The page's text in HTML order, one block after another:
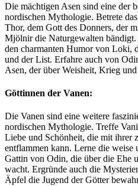
Die mächtigen Asen sind eine der
nordischen Mythologie. Betrete
Thor, dem Gott des Donners, der
Mjölnir die Naturgewalten
den charmanten Humor von Loki,
und der List. Erfahre auch von
Asen, der über Weisheit, Krieg
Göttinnen der Vanen:
Die Vanen sind eine weitere
nordischen Mythologie. Treffe
Liebe und Schönheit, die mit ihrer
entflammen kann. Lerne die weise
Gattin von Odin, die über die Ehe
wacht. Ergründe auch die
Äpfel die Jugend der Götter